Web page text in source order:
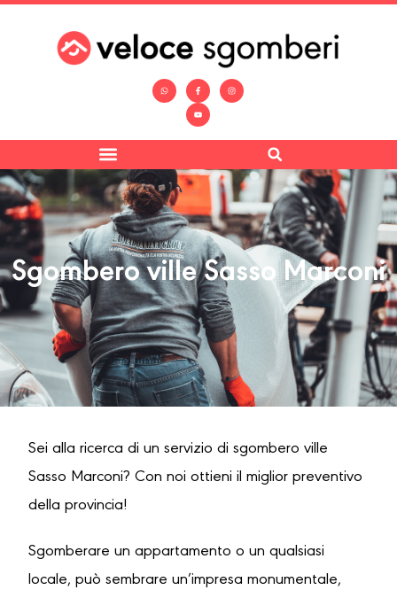
Sgombero ville Sasso Marconi
Sei alla ricerca di un servizio di sgombero ville
Sasso Marconi? Con noi ottieni il miglior preventivo
della provincia!
Sgomberare un appartamento o un qualsiasi
locale, può sembrare un’impresa monumentale,